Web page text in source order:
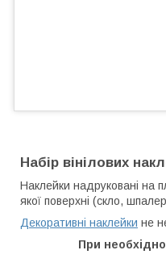
Набір вінілових
Наклейки надруковані на
якої поверхні (скло,
Декоративні наклейки не
При